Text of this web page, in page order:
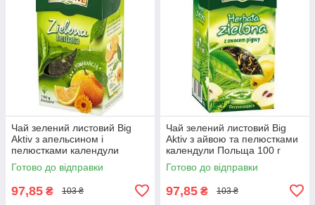
Чай зелений листовий Big
Aktiv з апельсином і
пелюстками календули
Польща 100 г
Готово до відправки
97,85 ₴ 103 ₴
Чай зелений листовий Big
Aktiv з айвою та пелюстками
календули Польща 100 г
Готово до відправки
97,85 ₴ 103 ₴